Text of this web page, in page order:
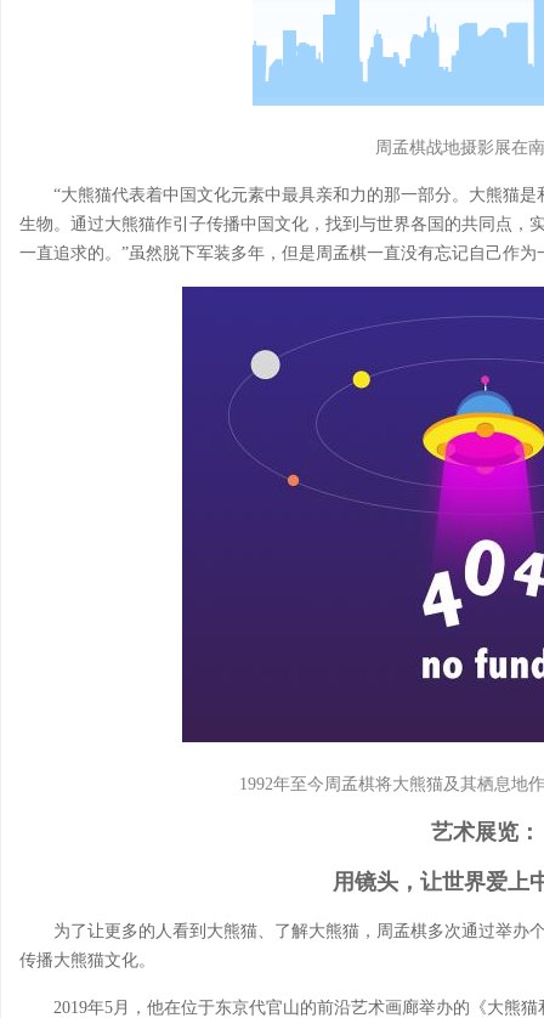
周孟棋战地摄影展在
“大熊猫代表着中国文化元素中最具亲和力的那一部分。大熊猫
生物。通过大熊猫作引子传播中国文化，找到与世界各国的共同点，
一直追求的。”虽然脱下军装多年，但是周孟棋一直没有忘记自己作
1992年至今周孟棋将大熊猫及其栖息地
艺术展览：
用镜头，让世界爱上
为了让更多的人看到大熊猫、了解大熊猫，周孟棋多次通过举办
传播大熊猫文化。
2019年5月，他在位于东京代官山的前沿艺术画廊举办的《大熊